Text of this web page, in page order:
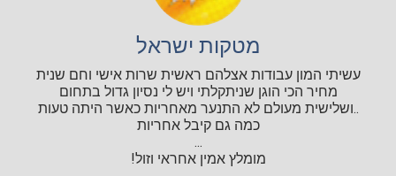
מטקות ישראל
עשיתי המון עבודות אצלהם ראשית שרות אישי וחם שנית
מחיר הכי הוגן שניתקלתי ויש לי נסיון גדול בתחום
..ושלישית מעולם לא התנער מאחריות כאשר היתה טעות
כמה גם קיבל אחריות
...
מומלץ אמין אחראי וזול!